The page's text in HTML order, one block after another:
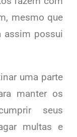
mesmo que
assim possui
uma parte
manter os
seus
multas e